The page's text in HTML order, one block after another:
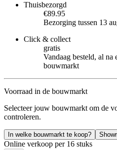
Thuisbezorgd
€89.95
Bezorging tussen 13
Click & collect
gratis
Vandaag besteld, al
bouwmarkt
Voorraad in de bouwmarkt
Selecteer jouw bouwmarkt om de
controleren.
In welke bouwmarkt te koop?
Online verkoop per 16 stuks